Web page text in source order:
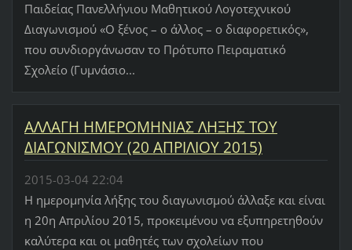
Παιδείας Πανελλήνιου Μαθητικού Λογοτεχνικού
Διαγωνισμού «Ο ξένος – ο άλλος – ο διαφορετικός»,
που συνδιοργάνωσαν το Πρότυπο Πειραματικό
Σχολείο (Γυμνάσιο...
ΑΛΛΑΓΗ ΗΜΕΡΟΜΗΝΙΑΣ ΛΗΞΗΣ ΤΟΥ
ΔΙΑΓΩΝΙΣΜΟΥ (20 ΑΠΡΙΛΙΟΥ 2015)
2015-03-04 22:04
Η ημερομηνία λήξης του διαγωνισμού άλλαξε και είναι
η 20η Απριλίου 2015, προκειμένου να εξυπηρετηθούν
καλύτερα και οι μαθητές των σχολείων που